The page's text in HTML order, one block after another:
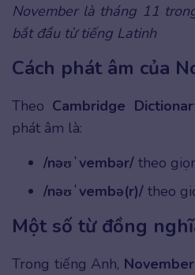
November là tháng 11
bắt đầu từ tiếng Latinh
Cách phát âm của
Theo Cambridge
phát âm là:
/nəʊˈvembər/ theo
/nəʊˈvembə(r)/ theo
Một số từ đồng
Trong tiếng Anh, November